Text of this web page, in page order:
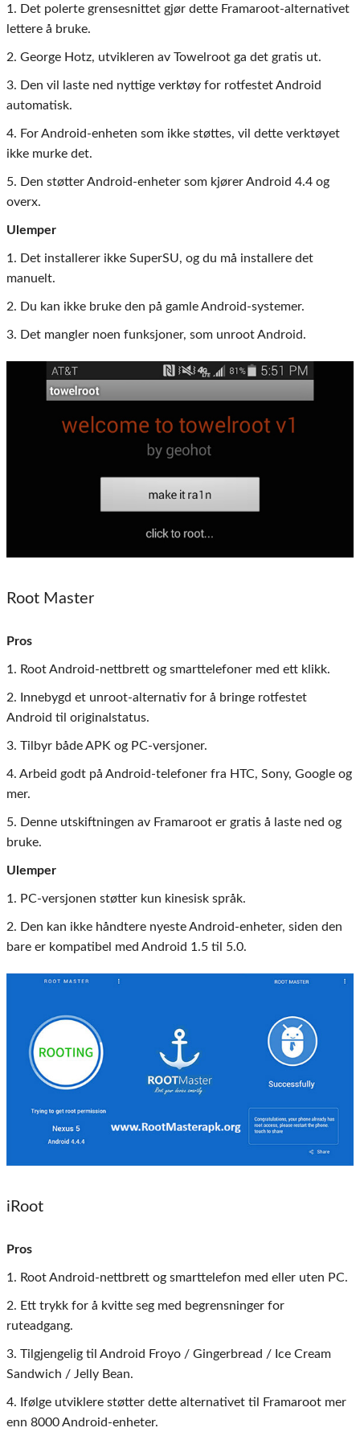
1. Det polerte grensesnittet gjør dette Framaroot-alternativet
lettere å bruke.
2. George Hotz, utvikleren av Towelroot ga det gratis ut.
3. Den vil laste ned nyttige verktøy for rotfestet Android
automatisk.
4. For Android-enheten som ikke støttes, vil dette verktøyet
ikke murke det.
5. Den støtter Android-enheter som kjører Android 4.4 og
overx.
Ulemper
1. Det installerer ikke SuperSU, og du må installere det
manuelt.
2. Du kan ikke bruke den på gamle Android-systemer.
3. Det mangler noen funksjoner, som unroot Android.
Root Master
Pros
1. Root Android-nettbrett og smarttelefoner med ett klikk.
2. Innebygd et unroot-alternativ for å bringe rotfestet
Android til originalstatus.
3. Tilbyr både APK og PC-versjoner.
4. Arbeid godt på Android-telefoner fra HTC, Sony, Google og
mer.
5. Denne utskiftningen av Framaroot er gratis å laste ned og
bruke.
Ulemper
1. PC-versjonen støtter kun kinesisk språk.
2. Den kan ikke håndtere nyeste Android-enheter, siden den
bare er kompatibel med Android 1.5 til 5.0.
iRoot
Pros
1. Root Android-nettbrett og smarttelefon med eller uten PC.
2. Ett trykk for å kvitte seg med begrensninger for
ruteadgang.
3. Tilgjengelig til Android Froyo / Gingerbread / Ice Cream
Sandwich / Jelly Bean.
4. Ifølge utviklere støtter dette alternativet til Framaroot mer
enn 8000 Android-enheter.